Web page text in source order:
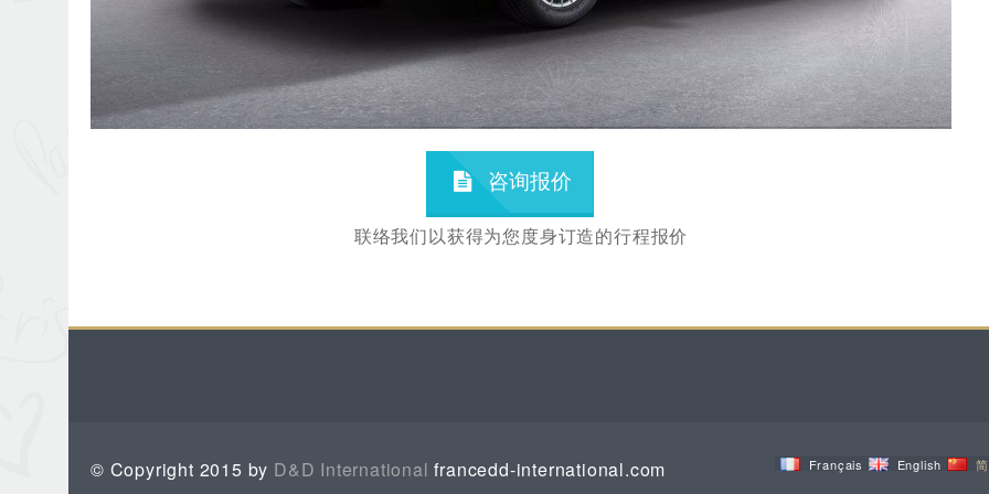
咨询报价
联络我们以获得为您度身订造的行程报价
© Copyright 2015 by D&D International francedd-international.com Français English